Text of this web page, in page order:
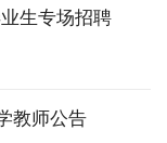
生专场招聘
教师公告